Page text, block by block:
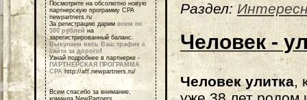
Посмотрите на обсолютно новую
партнерскую программу СРА
newpartners.ru
За регистрацию дарим всем по
500 рублей на
зарегистрированный баланс.
Выкупаем весь Ваш трафик с
сайта за дорого!
Узнай подробнее в партнерке -
ПАРТНЕРСКАЯ ПРОГРАММА
СРА http://aff.newpartners.ru/
Всем спасибо за внимание,
команда NewPartners
Раздел:
Человек -
Человек улитка,